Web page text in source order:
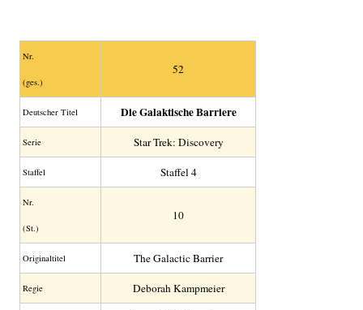
Nr.
(ges.)
52
Deutscher Titel Die Galaktische Barriere
Serie Star Trek: Discovery
Staffel Staffel 4
Nr.
(St.)
10
Original­titel The Galactic Barrier
Regie Deborah Kampmeier